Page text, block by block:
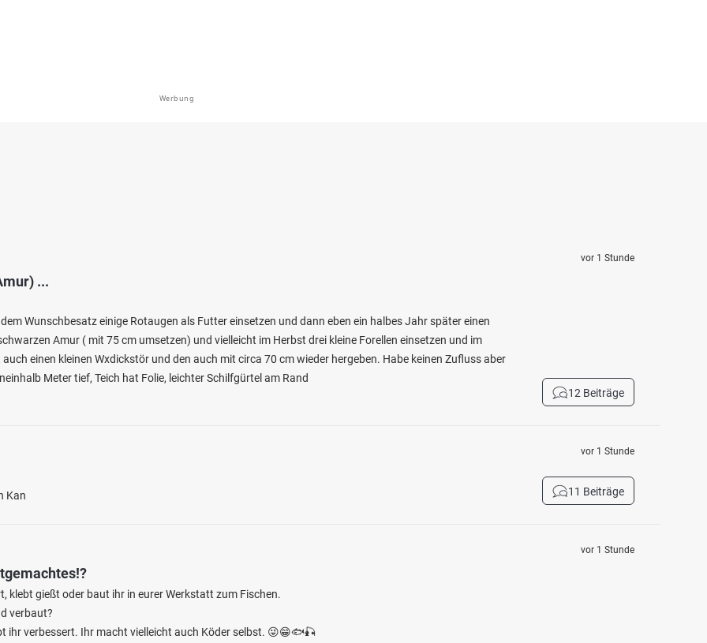
56766 Auderath
Werbung
...
Wunschbesatz einige Rotaugen als Futter einsetzen und dann eben ein halbes Jahr später einen
Amur ( mit 75 cm umsetzen) und vielleicht im Herbst drei kleine Forellen einsetzen und im
einen kleinen Wxdickstör und den auch mit circa 70 cm wieder hergeben. Habe keinen Zufluss aber
Meter tief, Teich hat Folie, leichter Schilfgürtel am Rand
vor 1 Stunde
12 Beiträge
Kan
vor 1 Stunde
11 Beiträge
klebt gießt oder baut ihr in eurer Werkstatt zum Fischen.
verbaut?
ihr verbessert. Ihr macht vielleicht auch Köder selbst. 😜😁🐟🎣
vor 1 Stunde